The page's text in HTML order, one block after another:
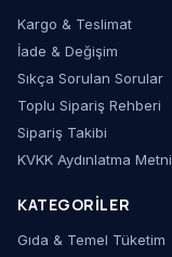
Kargo & Teslimat
İade & Değişim
Sıkça Sorulan Sorular
Toplu Sipariş Rehberi
Sipariş Takibi
KVKK Aydınlatma Metni
KATEGORILER
Gıda & Temel Tüketim